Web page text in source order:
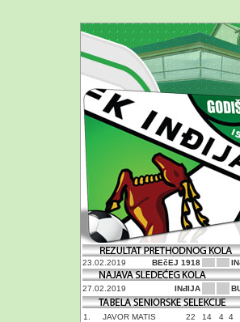
23.02.2019 BEčEJ 1918
27.02.2019 INđIJA
1. JAVOR MATIS 22 14 4 4